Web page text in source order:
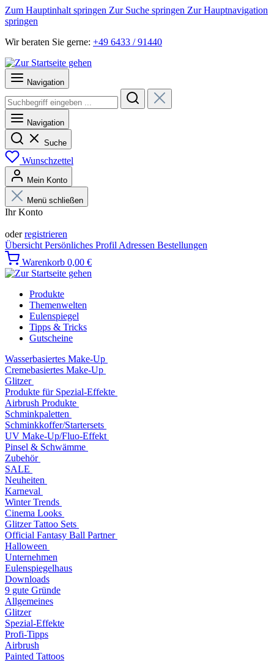
Zum Hauptinhalt springen Zur Suche springen Zur Hauptnavigation
springen
Wir beraten Sie gerne: +49 6433 / 91440
Navigation
Navigation
Suche
Wunschzettel
Mein Konto
Menü schließen
Ihr Konto
oderregistrieren
Übersicht Persönliches Profil Adressen Bestellungen
Warenkorb 0,00 €
Produkte
Themenwelten
Eulenspiegel
Tipps & Tricks
Gutscheine
Wasserbasiertes Make-Up
Cremebasiertes Make-Up
Glitzer
Produkte für Spezial-Effekte
Airbrush Produkte
Schminkpaletten
Schminkkoffer/Startersets
UV Make-Up/Fluo-Effekt
Pinsel & Schwämme
Zubehör
SALE
Neuheiten
Karneval
Winter Trends
Cinema Looks
Glitzer Tattoo Sets
Official Fantasy Ball Partner
Halloween
Unternehmen
Eulenspiegelhaus
Downloads
9 gute Gründe
Allgemeines
Glitzer
Spezial-Effekte
Profi-Tipps
Airbrush
Painted Tattoos